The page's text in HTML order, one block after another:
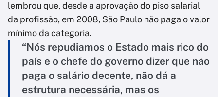
lembrou que, desde a aprovação do piso salarial
da profissão, em 2008, São Paulo não paga o valor
mínimo da categoria.
“Nós repudiamos o Estado mais rico do
país e o chefe do governo dizer que não
paga o salário decente, não dá a
estrutura necessária, mas os